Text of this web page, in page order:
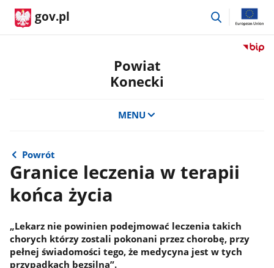
gov.pl
przejdź
Przejdź
Powiat
Konecki
MENU
Powrót
Granice leczenia w terapii
końca życia
„Lekarz nie powinien podejmować leczenia takich
chorych którzy zostali pokonani przez chorobę, przy
pełnej świadomości tego, że medycyna jest w tych
przypadkach bezsilna”.